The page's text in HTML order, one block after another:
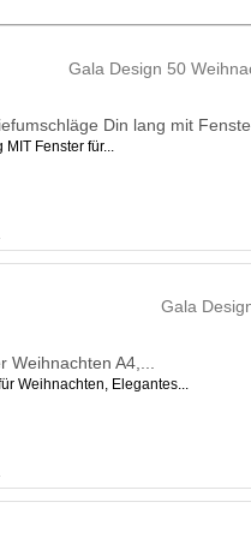
Din lang mit
MIT Fenster für...
Weihnachten A4,...
Weihnachten, Elegantes...